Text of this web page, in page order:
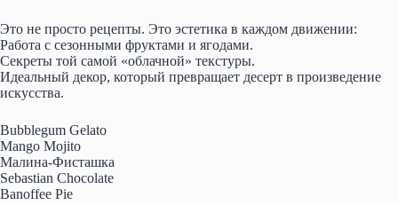
Это не просто рецепты. Это эстетика в каждом движении:
Работа с сезонными фруктами и ягодами.
Секреты той самой «облачной» текстуры.
Идеальный декор, который превращает десерт в произведение
искусства.
Bubblegum Gelato
Mango Mojito
Малина-Фисташка
Sebastian Chocolate
Banoffee Pie